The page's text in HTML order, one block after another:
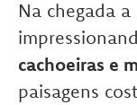
Na chegada
cachoeiras e
paisagens